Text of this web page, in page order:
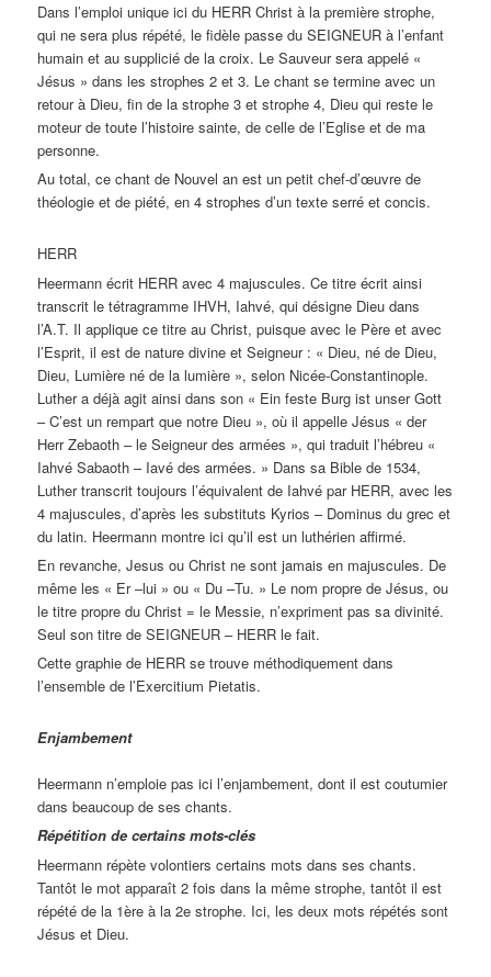
Dans l’emploi unique ici du HERR Christ à la première strophe,
qui ne sera plus répété, le fidèle passe du SEIGNEUR à l’enfant
humain et au supplicié de la croix. Le Sauveur sera appelé «
Jésus » dans les strophes 2 et 3. Le chant se termine avec un
retour à Dieu, fin de la strophe 3 et strophe 4, Dieu qui reste le
moteur de toute l’histoire sainte, de celle de l’Eglise et de ma
personne.
Au total, ce chant de Nouvel an est un petit chef-d’œuvre de
théologie et de piété, en 4 strophes d’un texte serré et concis.
HERR
Heermann écrit HERR avec 4 majuscules. Ce titre écrit ainsi
transcrit le tétragramme IHVH, Iahvé, qui désigne Dieu dans
l’A.T. Il applique ce titre au Christ, puisque avec le Père et avec
l’Esprit, il est de nature divine et Seigneur : « Dieu, né de Dieu,
Dieu, Lumière né de la lumière », selon Nicée-Constantinople.
Luther a déjà agit ainsi dans son « Ein feste Burg ist unser Gott
– C’est un rempart que notre Dieu », où il appelle Jésus « der
Herr Zebaoth – le Seigneur des armées », qui traduit l’hébreu «
Iahvé Sabaoth – Iavé des armées. » Dans sa Bible de 1534,
Luther transcrit toujours l’équivalent de Iahvé par HERR, avec les
4 majuscules, d’après les substituts Kyrios – Dominus du grec et
du latin. Heermann montre ici qu’il est un luthérien affirmé.
En revanche, Jesus ou Christ ne sont jamais en majuscules. De
même les « Er –lui » ou « Du –Tu. » Le nom propre de Jésus, ou
le titre propre du Christ = le Messie, n’expriment pas sa divinité.
Seul son titre de SEIGNEUR – HERR le fait.
Cette graphie de HERR se trouve méthodiquement dans
l’ensemble de l’Exercitium Pietatis.
Enjambement
Heermann n’emploie pas ici l’enjambement, dont il est coutumier
dans beaucoup de ses chants.
Répétition de certains mots-clés
Heermann répète volontiers certains mots dans ses chants.
Tantôt le mot apparaît 2 fois dans la même strophe, tantôt il est
répété de la 1ère à la 2e strophe. Ici, les deux mots répétés sont
Jésus et Dieu.